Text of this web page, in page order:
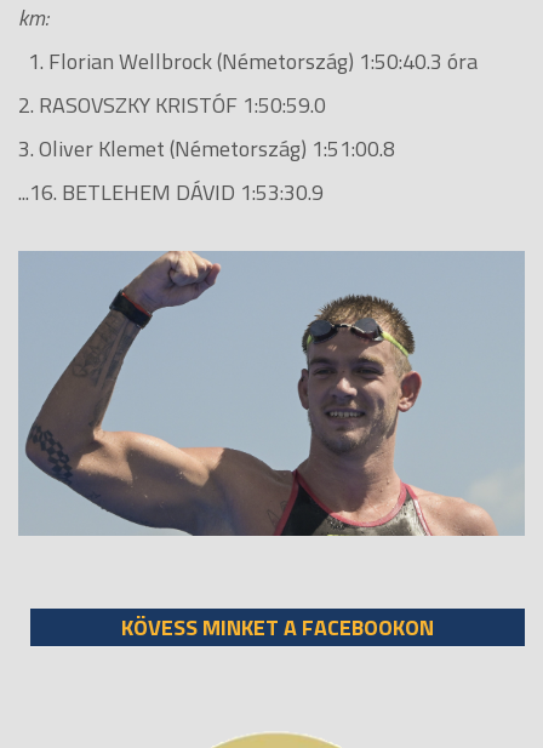
km:
1. Florian Wellbrock (Németország) 1:50:40.3 óra
2. RASOVSZKY KRISTÓF 1:50:59.0
3. Oliver Klemet (Németország) 1:51:00.8
...16. BETLEHEM DÁVID 1:53:30.9
KÖVESS MINKET A FACEBOOKON